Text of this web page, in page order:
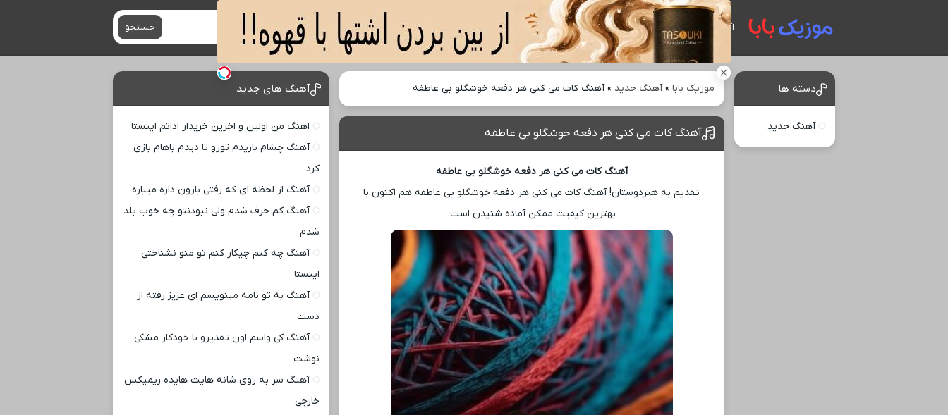
آهنگ های جدید جستجو
موزیک بابا »آهنگ جدید »آهنگ کات می کنی هر دفعه خوشگلو بی عاطفه
آهنگ کات می کنی هر دفعه خوشگلو بی عاطفه
آهنگ کات می کنی هر دفعه خوشگلو بی عاطفه
تقدیم به هنردوستان! آهنگ کات می کنی هر دفعه خوشگلو بی عاطفه هم اکنون با
بهترین کیفیت ممکن آماده شنیدن است.
دسته ها
آهنگ جدید
آهنگ های جدید
اهنگ من اولین و اخرین خریدار اداتم اینستا
آهنگ چشام باریدم تورو تا دیدم باهام بازی
کرد
آهنگ از لحظه ای که رفتی بارون داره میباره
آهنگ کم حرف شدم ولی نبودنتو چه خوب بلد
شدم
آهنگ چه کنم چیکار کنم تو منو نشناختی
اینستا
آهنگ به تو نامه مینویسم ای عزیز رفته از
دست
آهنگ کی واسم اون تقدیرو با خودکار مشکی
نوشت
آهنگ سر به روی شانه هایت هایده ریمیکس
خارجی